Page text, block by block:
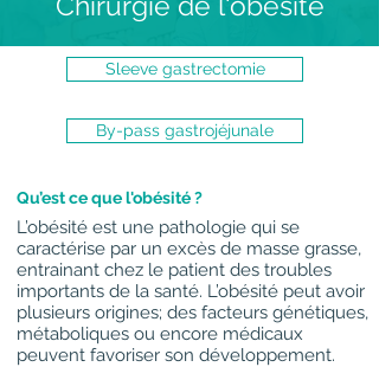
Sleeve gastrectomie
By-pass gastrojéjunale
Qu’est ce que l'obésité ?
L’obésité est une pathologie qui se
caractérise par un excès de masse grasse,
entrainant chez le patient des troubles
importants de la santé. L’obésité peut avoir
plusieurs origines; des facteurs génétiques,
métaboliques ou encore médicaux
peuvent favoriser son développement.